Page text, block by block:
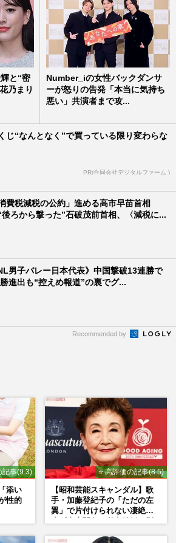
と“密
乃まり
Number_iの女性バックダンサ
ーが怒りの告発「本当に気持ち
悪い」共演者まで攻...
じ“なんとなく”で買っている限り変わらな
PR(合同会社デジタルファーム )
消費税減税の公約」進める高市早苗首相
後ろから撃った”石破茂前首相、〈減税に...
男子バレー日本代表》中国撃破13連勝で
進出も“控えめ報道”の裏でグ...
Recommended by
記事(9.3)
添い
性的
⭐ 高評価の記事(8.5)
【昭和芸能スキャンダル】歌
手・加藤登紀子の「ただの左
翼」で片付けられない凄絶半